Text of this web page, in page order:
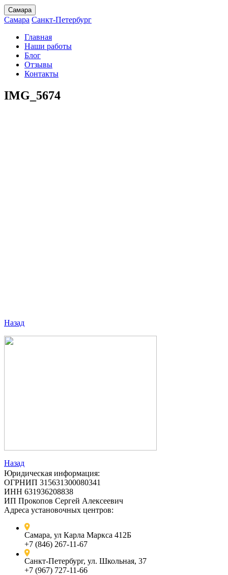
Самара
Самара Санкт-Петербург
Главная
Наши работы
Блог
Отзывы
Контакты
IMG_5674
Назад
Назад
Юридическая информация:
ОГРНИП 315631300080341
ИНН 631936208838
ИП Прокопов Сергей Алексеевич
Адреса установочных центров:
Самара, ул Карла Маркса 412Б
+7 (846) 267-11-67
Санкт-Петербург, ул. Школьная, 37
+7 (967) 727-11-66